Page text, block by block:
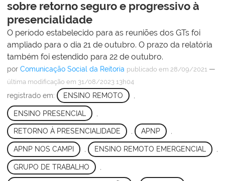
sobre retorno seguro e progressivo à
presencialidade
O período estabelecido para as reuniões dos GTs foi
ampliado para o dia 21 de outubro. O prazo da relatória
também foi estendido para 22 de outubro.
por Comunicação Social da Reitoria publicado em 28/09/2021 —
última modificação em 31/08/2023 13h04
registrado em: ENSINO REMOTO
ENSINO PRESENCIAL
RETORNO À PRESENCIALIDADE , APNP ,
APNP NOS CAMPI ENSINO REMOTO EMERGENCIAL
GRUPO DE TRABALHO